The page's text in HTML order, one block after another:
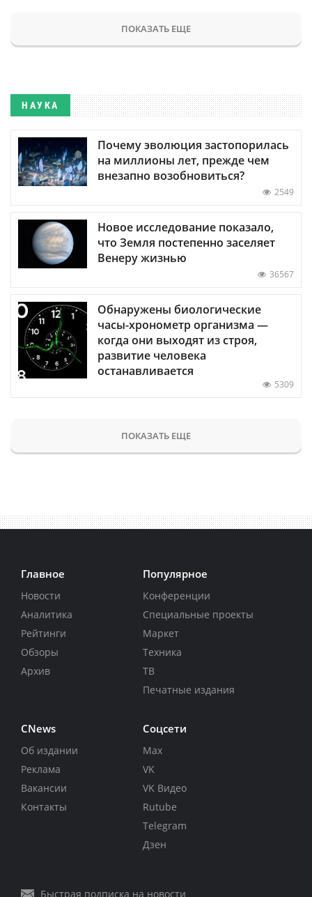
ПОКАЗАТЬ ЕЩЕ
НАУКА
Почему эволюция застопорилась
на миллионы лет, прежде чем
внезапно возобновиться?
2549
Новое исследование показало,
что Земля постепенно заселяет
Венеру жизнью
36567
Обнаружены биологические
часы-хронометр организма —
когда они выходят из строя,
развитие человека
останавливается
5309
ПОКАЗАТЬ ЕЩЕ
Главное
Новости
Аналитика
Рейтинги
Обзоры
Архив
Популярное
Конференции
Специальные проекты
Маркет
Техника
ТВ
Печатные издания
CNews
Об издании
Реклама
Вакансии
Контакты
Соцсети
Max
VK
VK Видео
Rutube
Telegram
Дзен
Быстрая подписка на новости